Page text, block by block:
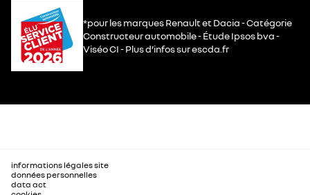
*pour les marques Renault et Dacia - Catégorie
Constructeur automobile - Étude Ipsos bva -
Viséo CI - Plus d’infos sur escda.fr
informations légales site
données personnelles
data act